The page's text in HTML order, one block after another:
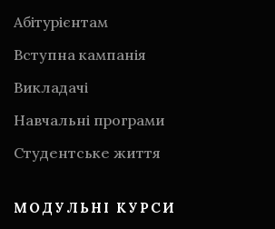
Абітурієнтам
Вступна кампанія
Викладачі
Навчальні програми
Студентське життя
МОДУЛЬНІ КУРСИ